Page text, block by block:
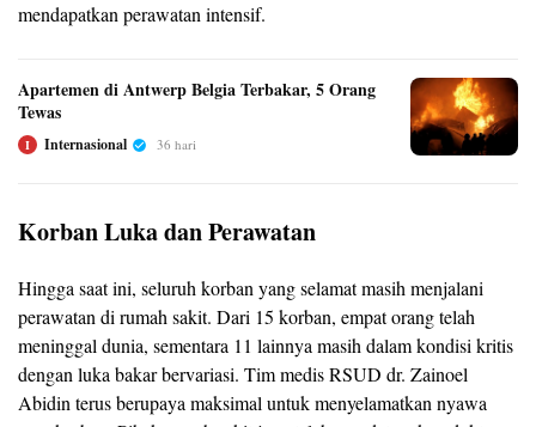
mendapatkan perawatan intensif.
Apartemen di Antwerp Belgia Terbakar, 5 Orang
Tewas
I Internasional 36 hari
Korban Luka dan Perawatan
Hingga saat ini, seluruh korban yang selamat masih menjalani
perawatan di rumah sakit. Dari 15 korban, empat orang telah
meninggal dunia, sementara 11 lainnya masih dalam kondisi kritis
dengan luka bakar bervariasi. Tim medis RSUD dr. Zainoel
Abidin terus berupaya maksimal untuk menyelamatkan nyawa